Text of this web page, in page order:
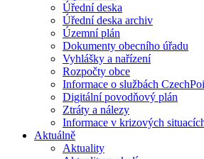
Úřední deska
Úřední deska archiv
Územní plán
Dokumenty obecního úřadu
Vyhlášky a nařízení
Rozpočty obce
Informace o službách
Digitální povodňový plán
Ztráty a nálezy
Informace v krizových
Aktuálně
Aktuality